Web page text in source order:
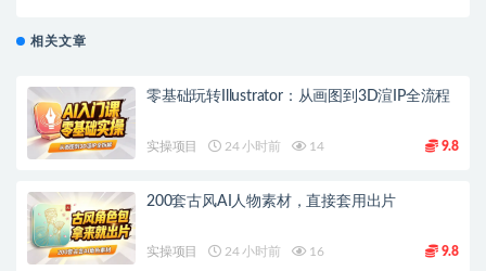
相关文章
零基础玩转Illustrator：从画图到3D渲IP全流程
实操项目 24 小时前 14 9.8
200套古风AI人物素材，直接套用出片
实操项目 24 小时前 16 9.8